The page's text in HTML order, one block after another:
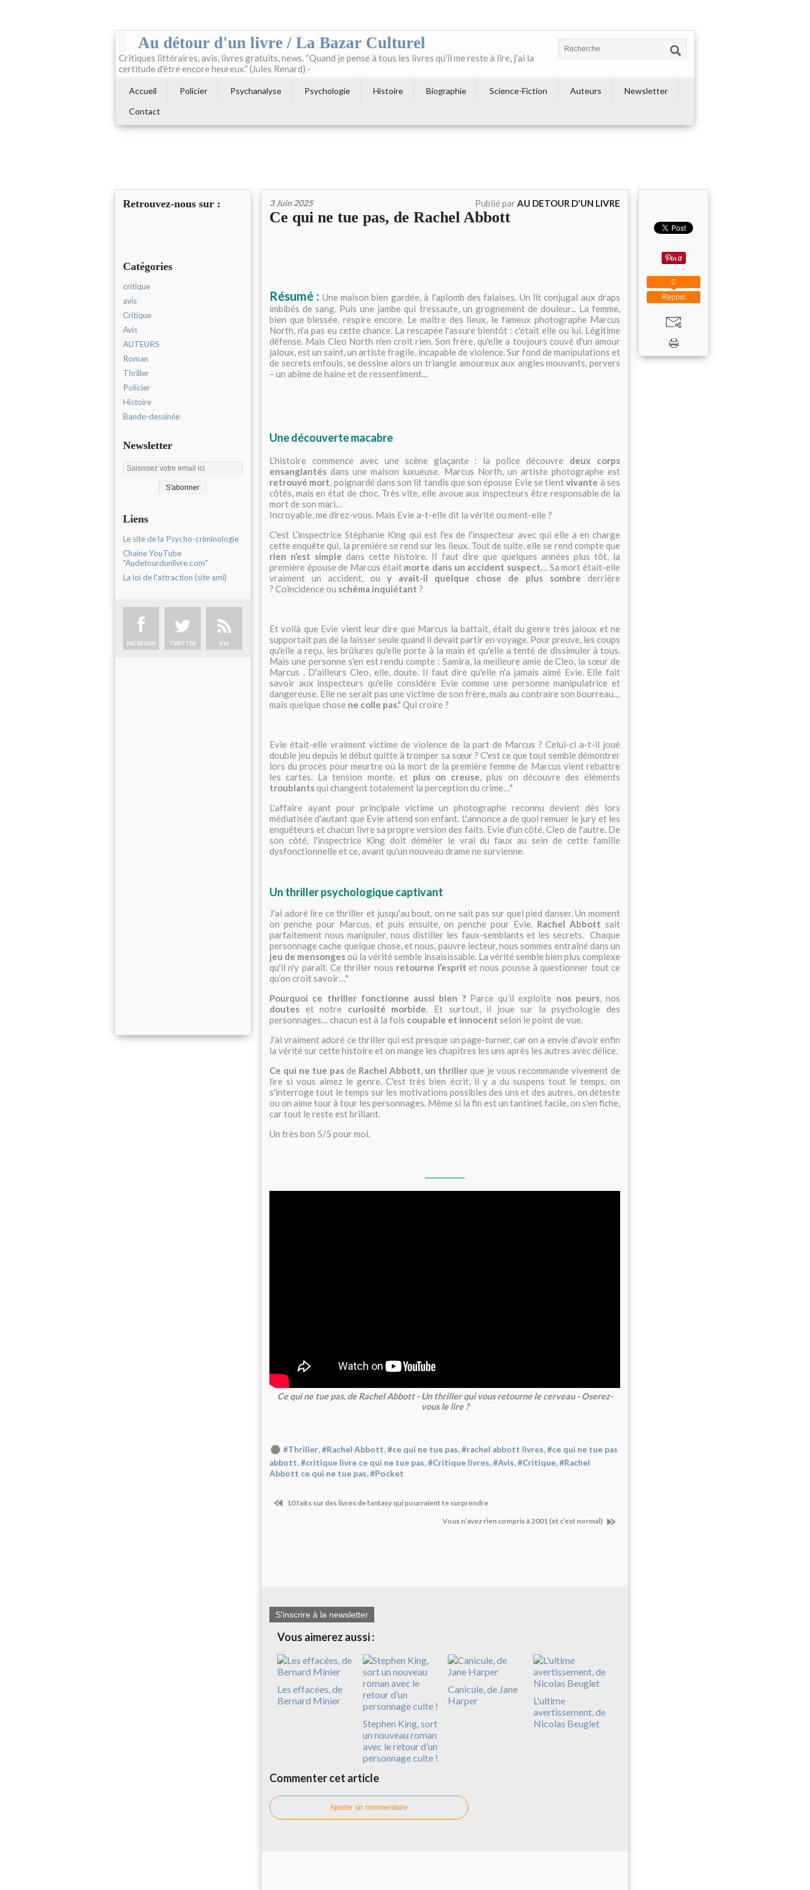
Au détour d'un livre / La Bazar Culturel
Critiques littéraires, avis, livres gratuits, news. “Quand je pense à tous les livres qu'il me reste à lire, j'ai la
certitude d'être encore heureux.” (Jules Renard) -
Accueil Policier Psychanalyse Psychologie Histoire Biographie Science-Fiction Auteurs
Newsletter
Contact
Retrouvez-nous sur :
Catégories
critique
avis
Critique
Avis
AUTEURS
Roman
Thriller
Policier
Histoire
Bande-dessinée
Newsletter
Liens
Le site de la Psycho-criminologie
Chaine YouTube
"Audetourdunlivre.com"
La loi de l'attraction (site ami)
FACEBOOK TWITTER RSS
3 Juin 2025 Publié parAU DETOUR D'UN LIVRE
Ce qui ne tue pas, de Rachel Abbott
Résumé : Une maison bien gardée, à l'aplomb des falaises. Un lit conjugal aux draps
imbibés de sang. Puis une jambe qui tressaute, un grognement de douleur... La femme,
bien que blessée, respire encore. Le maître des lieux, le fameux photographe Marcus
North, n'a pas eu cette chance. La rescapée l'assure bientôt : c'était elle ou lui. Légitime
défense. Mais Cleo North n'en croit rien. Son frère, qu'elle a toujours couvé d'un amour
jaloux, est un saint, un artiste fragile, incapable de violence. Sur fond de manipulations et
de secrets enfouis, se dessine alors un triangle amoureux aux angles mouvants, pervers
– un abîme de haine et de ressentiment...
Une découverte macabre
L’histoire commence avec une scène glaçante : la police découvre deux corps
ensanglantés dans une maison luxueuse. Marcus North, un artiste photographe est
retrouvé mort, poignardé dans son lit tandis que son épouse Evie se tientvivante à ses
côtés, mais en état de choc. Très vite, elle avoue aux inspecteurs être responsable de la
mort de son mari…
Incroyable, me direz-vous. Mais Evie a-t-elle dit la vérité ou ment-elle ?
C'est L’inspectrice Stéphanie King qui est l'ex de l'inspecteur avec qui elle a en charge
cette enquête qui, la première se rend sur les lieux. Tout de suite, elle se rend compte que
rien n’est simple dans cette histoire. Il faut dire que quelques années plus tôt, la
première épouse de Marcus était morte dans un accident suspect… Sa mort était-elle
vraiment un accident, ou y avait-il quelque chose de plus sombre derrière
? Coïncidence ou schéma inquiétant ?
Et voilà que Evie vient leur dire que Marcus la battait, était du genre très jaloux et ne
supportait pas de la laisser seule quand il devait partir en voyage. Pour preuve, les coups
qu'elle a reçu, les brûlures qu'elle porte à la main et qu'elle a tenté de dissimuler à tous.
Mais une personne s'en est rendu compte : Samira, la meilleure amie de Cleo, la sœur de
Marcus . D'ailleurs Cleo, elle, doute. Il faut dire qu'elle n'a jamais aimé Evie. Elle fait
savoir aux inspecteurs qu'elle considère Evie comme une personne manipulatrice et
dangereuse. Elle ne serait pas une victime de son frère, mais au contraire son bourreau…
mais quelque chose ne colle pas." Qui croire ?
Evie était-elle vraiment victime de violence de la part de Marcus ? Celui-ci a-t-il joué
double jeu depuis le début quitte à tromper sa sœur ? C'est ce que tout semble démontrer
lors du procès pour meurtre où la mort de la première femme de Marcus vient rebattre
les cartes. La tension monte, et plus on creuse, plus on découvre des éléments
troublantsqui changent totalement la perception du crime…"
L'affaire ayant pour principale victime un photographe reconnu devient dès lors
médiatisée d'autant que Evie attend son enfant. L'annonce a de quoi remuer le jury et les
enquêteurset chacun livre sa propre version des faits.Evie d'un côté, Cleo de l'autre. De
son côté, l'inspectrice King doit démêler le vrai du faux au sein de cette famille
dysfonctionnelle et ce, avant qu'un nouveau drame ne survienne.
Un thriller psychologique captivant
J'ai adoré lire ce thriller et jusqu'au bout, on ne sait pas sur quel pied danser. Un moment
on penche pour Marcus, et puis ensuite, on penche pour Evie. Rachel Abbott sait
parfaitement nous manipuler, nous distiller les faux-semblants et les secrets. Chaque
personnage cache quelque chose, et nous, pauvre lecteur, nous sommes entraîné dans un
jeu de mensongesoù la vérité semble insaisissable. La vérité semble bien plus complexe
qu'il n'y paraît. Ce thriller nous retourne l’esprit et nous pousse à questionner tout ce
qu’on croit savoir…"
Pourquoi ce thriller fonctionne aussi bien ?Parce qu’il exploite nos peurs, nos
doutes et notre curiosité morbide. Et surtout, il joue sur la psychologie des
personnages… chacun est à la fois coupable et innocent selon le point de vue.
J'ai vraiment adoré ce thriller qui est presque un page-turner, car on a envie d'avoir enfin
la vérité sur cette histoire et on mange les chapitres les uns après les autres avec délice.
Ce qui ne tue pas de Rachel Abbott, un thriller que je vous recommande vivement de
lire si vous aimez le genre. C'est très bien écrit, il y a du suspens tout le temps, on
s'interroge tout le temps sur les motivations possibles des uns et des autres, on déteste
ou on aime tour à tour les personnages. Même si la fin est un tantinet facile, on s'en fiche,
car tout le reste est brillant.
Un très bon 5/5 pour moi.
Ce qui ne tue pas, de Rachel Abbott - Un thriller qui vous retourne le cerveau - Oserez-
vous le lire ?
#Thriller,#Rachel Abbott,#ce qui ne tue pas,#rachel abbott livres,#ce qui ne tue pas
abbott #critique livre ce qui ne tue pas #Critique livres #Avis #Critique #Rachel
Abbott ce qui ne tue pas #Pocket
10 faits sur des livres de fantasy qui pourraient te surprendre
Vous n’avez rien compris à 2001 (et c’est normal)
S'inscrire à la newsletter
Vous aimerez aussi :
Les effacées, de
Bernard Minier
Stephen King, sort
un nouveau roman
avec le retour d’un
personnage culte !
Canicule, de Jane
Harper
L'ultime
avertissement, de
Nicolas Beuglet
Commenter cet article
Ajouter un commentaire
Repost
0